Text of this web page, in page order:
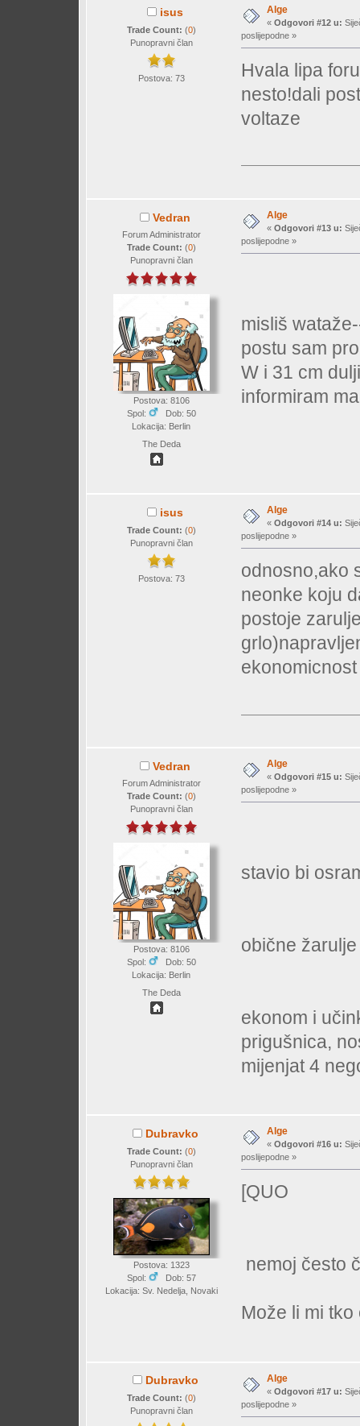
isus
Trade Count: (0)
Punopravni član
Postova: 73
Alge
« Odgovori #12 u:
poslijepodne »
Hvala lipa
nesto!dali
voltaze
Vedran
Forum Administrator
Trade Count: (0)
Punopravni član
Postova: 8106
Spol:
Dob: 50
Lokacija: Berlin
The Deda
Alge
« Odgovori #13 u:
poslijepodne »
misliš
postu sam
W i 31 cm
informiram
isus
Trade Count: (0)
Punopravni član
Postova: 73
Alge
« Odgovori #14 u:
poslijepodne »
odnosno,ako
neonke koju
postoje
Vedran
Forum Administrator
Trade Count: (0)
Punopravni član
Postova: 8106
Spol:
Dob: 50
Lokacija: Berlin
The Deda
Alge
« Odgovori #15 u:
poslijepodne »
stavio bi
obične
ekonom i
prigušnica,
mijenjat 4
Dubravko
Trade Count: (0)
Punopravni član
Postova: 1323
Spol:
Dob: 57
Lokacija: Sv. Nedelja, Novaki
Alge
« Odgovori #16 u:
poslijepodne »
[QUO
nemoj često
Može li mi
Dubravko
Trade Count: (0)
Punopravni član
Alge
« Odgovori #17 u:
poslijepodne »